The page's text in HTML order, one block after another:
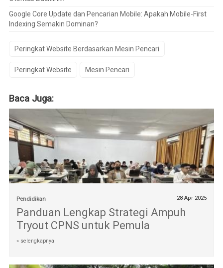
Google Core Update dan Pencarian Mobile: Apakah Mobile-First
Indexing Semakin Dominan?
Peringkat Website Berdasarkan Mesin Pencari
Peringkat Website Mesin Pencari
Baca Juga:
Pendidikan 28 Apr 2025
Panduan Lengkap Strategi Ampuh
Tryout CPNS untuk Pemula
» selengkapnya